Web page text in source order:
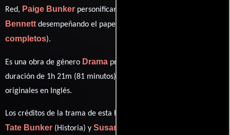
Red, Paige Bunker personificando a Kayla y
Bennettdesempeñando el papel de Red's Father (
completos).
Es una obra de género Drama producida en EE.UU.. Con una
duración de 1h 21m (81 minutos), esta película tiene diálogos
originales en Inglés.
Los créditos de la trama de esta historia están divididos entre
Tate Bunker (Historia) y Susan Kerns